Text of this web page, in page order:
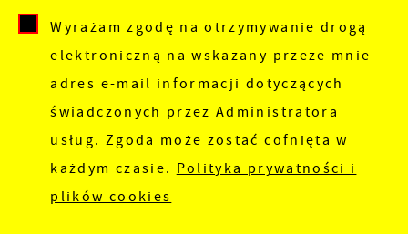
Wyrażam zgodę na otrzymywanie drogą
elektroniczną na wskazany przeze mnie
adres e-mail informacji dotyczących
świadczonych przez Administratora
usług. Zgoda może zostać cofnięta w
każdym czasie. Polityka prywatności i
plików cookies